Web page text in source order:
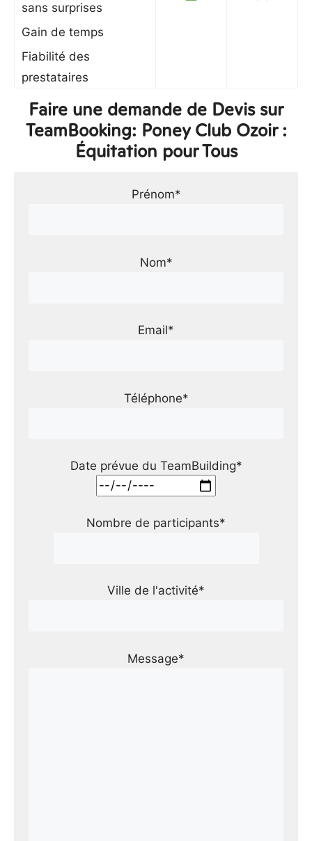
sans surprises
Gain de temps
Fiabilité des
prestataires
Faire une demande de Devis sur
TeamBooking: Poney Club Ozoir :
Équitation pour Tous
Prénom*
Nom*
Email*
Téléphone*
Date prévue du TeamBuilding*
Nombre de participants*
Ville de l'activité*
Message*